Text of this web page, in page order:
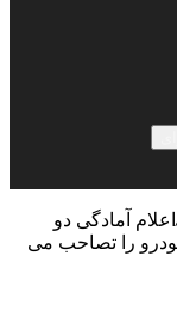
اعلام آمادگی دو
را تصاحب می